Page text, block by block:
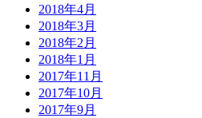
2018年4月
2018年3月
2018年2月
2018年1月
2017年11月
2017年10月
2017年9月